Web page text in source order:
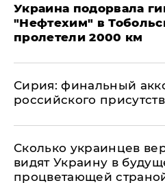
Украина подорвала
"Нефтехим" в
пролетели 2000 км
​Сирия: финальный
российского
Сколько украинцев
видят Украину в
процветающей